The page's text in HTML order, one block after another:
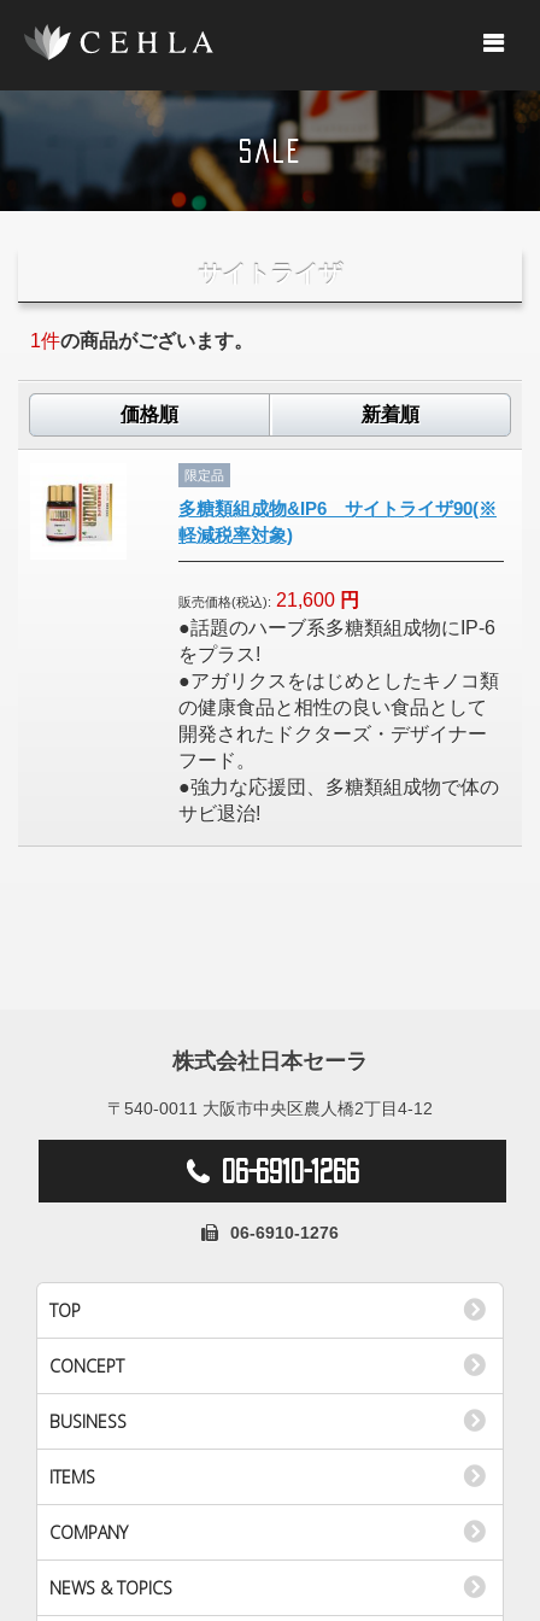
SALE
サイトライザ
1件の商品がございます。
価格順 新着順
限定品
多糖類組成物&IP6 サイトライザ90(※
軽減税率対象)
販売価格(税込): 21,600 円
●話題のハーブ系多糖類組成物にIP‐6
をプラス!
●アガリクスをはじめとしたキノコ類
の健康食品と相性の良い食品として
開発されたドクターズ・デザイナー
フード。
●強力な応援団、多糖類組成物で体の
サビ退治!
株式会社日本セーラ
〒540-0011 大阪市中央区農人橋2丁目4-12
06-6910-1266
06-6910-1276
TOP
CONCEPT
BUSINESS
ITEMS
COMPANY
NEWS & TOPICS